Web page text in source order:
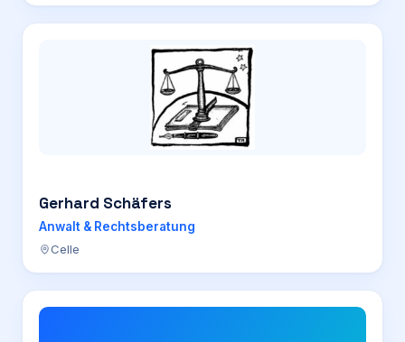
Gerhard Schäfers
Anwalt & Rechtsberatung
Celle